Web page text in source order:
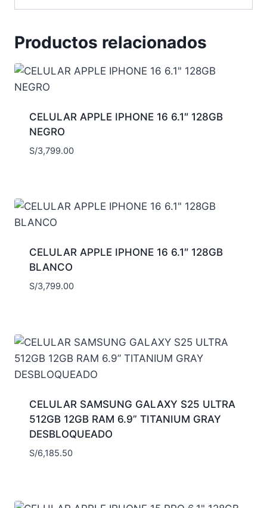
Productos relacionados
CELULAR APPLE IPHONE 16 6.1″ 128GB
NEGRO
S/3,799.00
CELULAR APPLE IPHONE 16 6.1″ 128GB
BLANCO
S/3,799.00
CELULAR SAMSUNG GALAXY S25 ULTRA
512GB 12GB RAM 6.9” TITANIUM GRAY
DESBLOQUEADO
S/6,185.50